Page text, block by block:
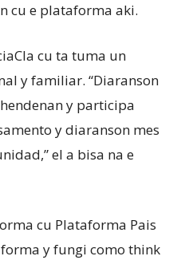
cu e plataforma aki.
cu ta tuma un
y familiar. “Diaranson
y participa
y diaranson mes
el a bisa na e
cu Plataforma Pais
y fungi como think